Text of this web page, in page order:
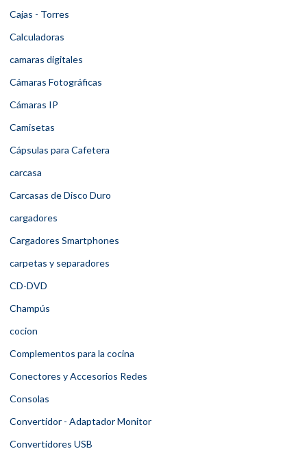
Cajas - Torres
Calculadoras
camaras digitales
Cámaras Fotográficas
Cámaras IP
Camisetas
Cápsulas para Cafetera
carcasa
Carcasas de Disco Duro
cargadores
Cargadores Smartphones
carpetas y separadores
CD-DVD
Champús
cocion
Complementos para la cocina
Conectores y Accesorios Redes
Consolas
Convertidor - Adaptador Monitor
Convertidores USB